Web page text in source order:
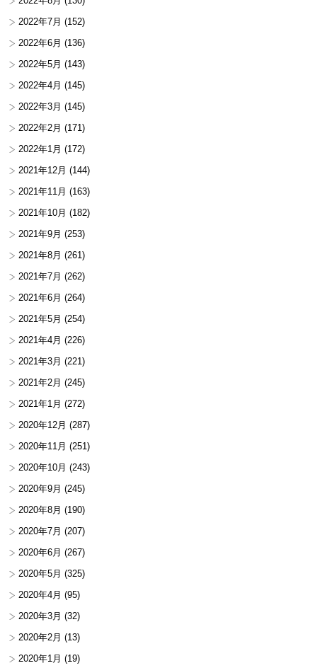
2022年7月 (152)
2022年6月 (136)
2022年5月 (143)
2022年4月 (145)
2022年3月 (145)
2022年2月 (171)
2022年1月 (172)
2021年12月 (144)
2021年11月 (163)
2021年10月 (182)
2021年9月 (253)
2021年8月 (261)
2021年7月 (262)
2021年6月 (264)
2021年5月 (254)
2021年4月 (226)
2021年3月 (221)
2021年2月 (245)
2021年1月 (272)
2020年12月 (287)
2020年11月 (251)
2020年10月 (243)
2020年9月 (245)
2020年8月 (190)
2020年7月 (207)
2020年6月 (267)
2020年5月 (325)
2020年4月 (95)
2020年3月 (32)
2020年2月 (13)
2020年1月 (19)